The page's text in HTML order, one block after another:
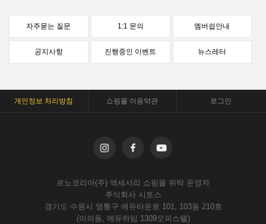
자주묻는 질문 1:1 문의 멤버쉽안내
공지사항 진행중인 이벤트 뉴스레터
개인정보 처리방침 쇼핑몰 이용약관 로그인
르노코리아(주) 액세서리 쇼핑몰 위탁 운영자
주식회사 시토스
경기도 수원시 영통구 에듀타운로 101, 103동 210호
(이의동, 에듀하임 1309오피스텔)